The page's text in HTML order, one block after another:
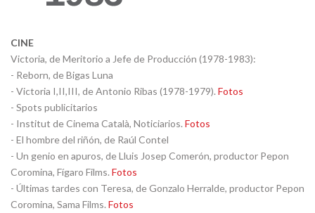
CINE
Victoria, de Meritorio a Jefe de Producción (1978-1983):
- Reborn, de Bigas Luna
- Victoria I,II,III, de Antonio Ribas (1978-1979). Fotos
- Spots publicitarios
- Institut de Cinema Català, Noticiarios. Fotos
- El hombre del riñón, de Raúl Contel
- Un genio en apuros, de Lluis Josep Comerón, productor Pepon
Coromina, Fígaro Films. Fotos
- Últimas tardes con Teresa, de Gonzalo Herralde, productor Pepon
Coromina, Sama Films. Fotos